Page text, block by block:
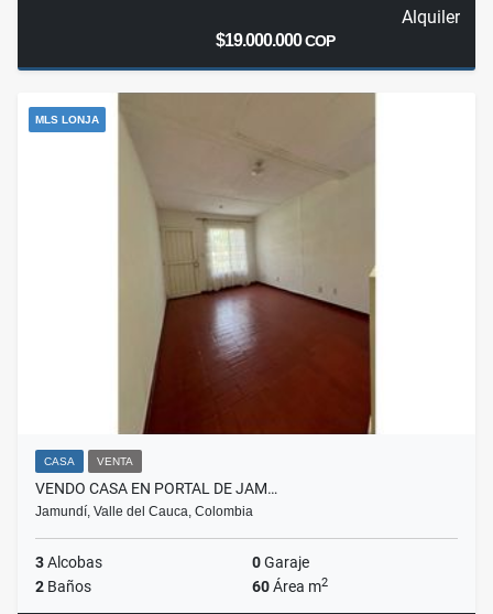
Alquiler
$19.000.000COP
MLS LONJA
CASA VENTA
VENDO CASA EN PORTAL DE JAM…
Jamundí, Valle del Cauca, Colombia
3Alcobas 0Garaje
2 Baños 60Área m2